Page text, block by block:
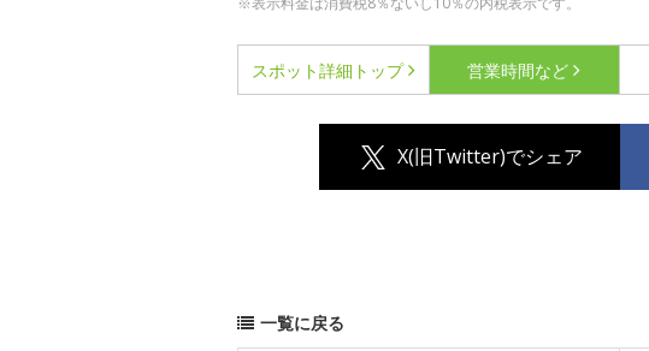
スポット詳細 トップ 営業時間など
X(旧Twitter)でシェア
一覧に戻る